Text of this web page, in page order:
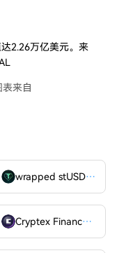
2.26万亿美元。来
来自
wrapped stUSDT
Cryptex FinanceCTX